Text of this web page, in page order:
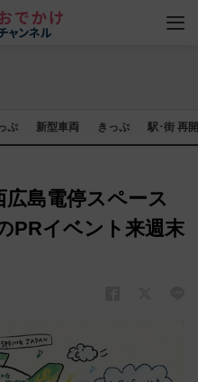
ぷ 新型車両 きっぷ 駅･街 再
島電停スペース
PRイベント来週末